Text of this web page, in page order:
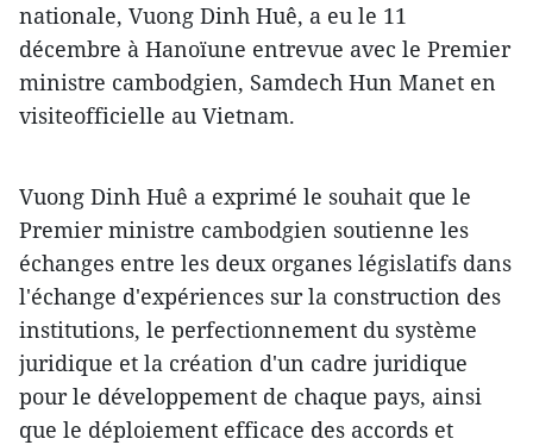
nationale, Vuong Dinh Huê, a eu le 11
décembre à Hanoïune entrevue avec le Premier
ministre cambodgien, Samdech Hun Manet en
visiteofficielle au Vietnam.
Vuong Dinh Huê a exprimé le souhait que le
Premier ministre cambodgien soutienne les
échanges entre les deux organes législatifs dans
l'échange d'expériences sur la construction des
institutions, le perfectionnement du système
juridique et la création d'un cadre juridique
pour le développement de chaque pays, ainsi
que le déploiement efficace des accords et